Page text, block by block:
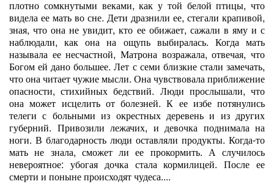
плотно сомкнутыми веками, как у той белой птицы, что
видела ее мать во сне. Дети дразнили ее, стегали крапивой,
зная, что она не увидит, кто ее обижает, сажали в яму и с
наблюдали, как она на ощупь выбиралась. Когда мать
называла ее несчастной, Матрона возражала, отвечая, что
Богом ей дано большее. Лет с семи близкие стали замечать,
что она читает чужие мысли. Она чувствовала приближение
опасности, стихийных бедствий. Люди прослышали, что
она может исцелить от болезней. К ее избе потянулись
телеги с больными из окрестных деревень и из других
губерний. Привозили лежачих, и девочка поднимала на
ноги. В благодарность люди оставляли продукты. Когда-то
мать не знала, сможет ли ее прокормить. А случилось
невероятное: убогая дочка стала кормилицей. После ее
смерти и поныне происходят чудеса....